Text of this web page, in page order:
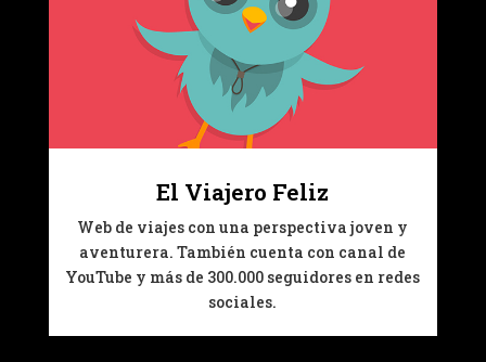
El Viajero Feliz
Web de viajes con una perspectiva joven y
aventurera. También cuenta con canal de
YouTube y más de 300.000 seguidores en redes
sociales.